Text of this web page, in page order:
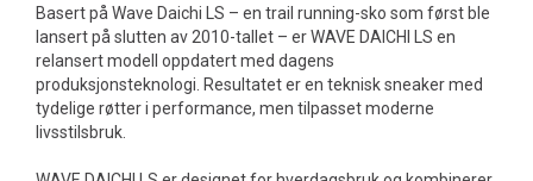
Basert på Wave Daichi LS – en trail running-sko som først ble
lansert på slutten av 2010-tallet – er WAVE DAICHI LS en
relansert modell oppdatert med dagens
produksjonsteknologi. Resultatet er en teknisk sneaker med
tydelige røtter i performance, men tilpasset moderne
livsstilsbruk.